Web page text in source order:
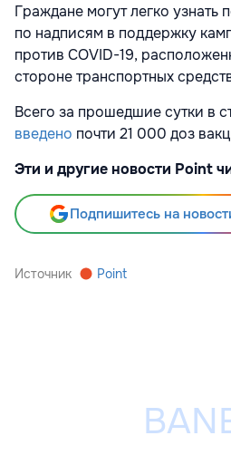
Граждане могут легко узнать
по надписям в поддержку
против COVID-19,
стороне транспортных
Всего за прошедшие сутки в
введено почти 21 000 доз
Эти и другие новости Point
Подпишитесь на
Источник Point